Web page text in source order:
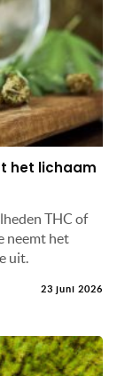
het lichaam
THC of
neemt het
uit.
23 juni 2026